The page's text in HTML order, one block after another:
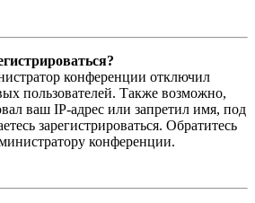
конференции отключил
пользователей. Также возможно,
ваш IP-адрес или запретил имя, под
зарегистрироваться. Обратитесь
конференции.